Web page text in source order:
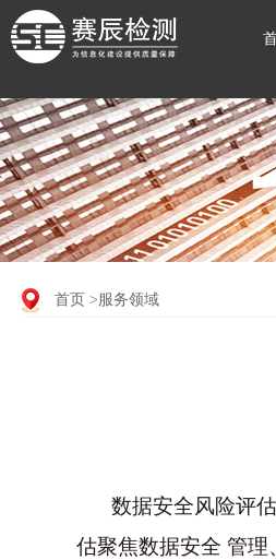
首页 >服务领域
数据安全风险评
估聚焦数据安全 管